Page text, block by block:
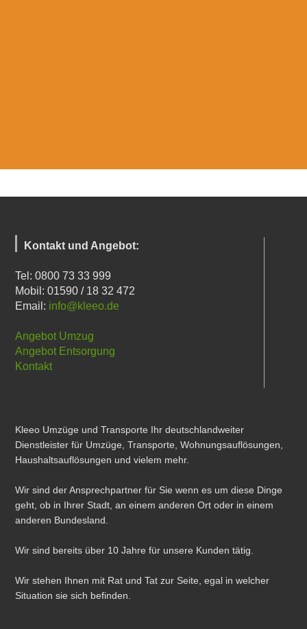
Kontakt und Angebot:
Tel: 0800 73 33 999
Mobil: 01590 / 18 32 472
Email: info@kleeo.de
Angebot Umzug
Angebot Entsorgung
Kontakt
Kleeo Umzüge und Transporte Ihr deutschlandweiter
Dienstleister für Umzüge, Transporte, Wohnungsauflösungen,
Haushaltsauflösungen und vielem mehr.
Wir sind der Ansprechpartner für Sie wenn es um diese Dinge
geht, ob in Ihrer Stadt, an einem anderen Ort oder in einem
anderen Bundesland.
Wir sind bereits über 10 Jahre für unsere Kunden tätig.
Wir stehen Ihnen mit Rat und Tat zur Seite, egal in welcher
Situation sie sich befinden.